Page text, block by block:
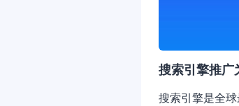
搜索引擎推广
搜索引擎是全